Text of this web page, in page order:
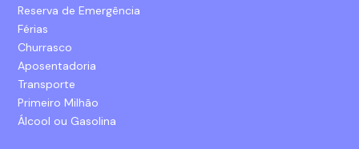
Reserva de Emergência
Férias
Churrasco
Aposentadoria
Transporte
Primeiro Milhão
Álcool ou Gasolina